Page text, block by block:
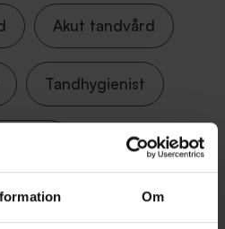
Om
Akut tandvård
Tandhygienist